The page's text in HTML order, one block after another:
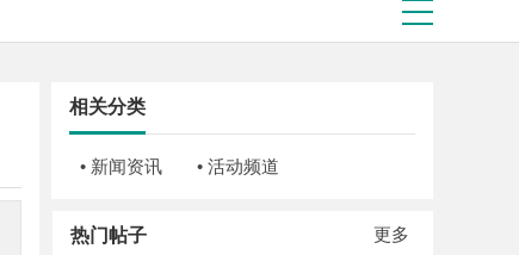
相关分类
• 新闻资讯 • 活动频道
更多
热门帖子